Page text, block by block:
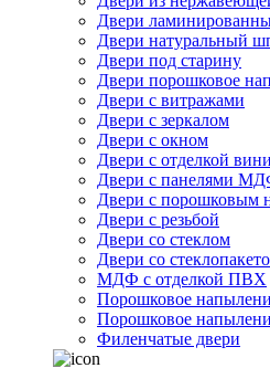
Двери
Двери натуральный
Двери под старину
Двери порошковое
Двери с витражами
Двери с зеркалом
Двери с окном
Двери с отделкой
Двери с панелями
Двери с порошковым
Двери с резьбой
Двери со стеклом
Двери со
МДФ с отделкой ПВХ
Порошковое
Порошковое
Филенчатые двери